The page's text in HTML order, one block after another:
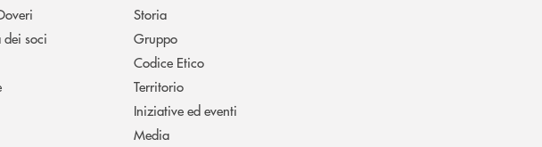
dei soci
Storia
Gruppo
Codice Etico
Territorio
Iniziative ed eventi
Media